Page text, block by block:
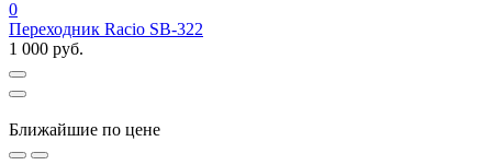
0
Переходник Racio SB-322
1 000 руб.
Ближайшие по цене